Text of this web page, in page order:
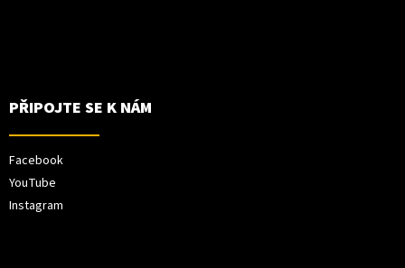
PŘIPOJTE SE K NÁM
Facebook
YouTube
Instagram